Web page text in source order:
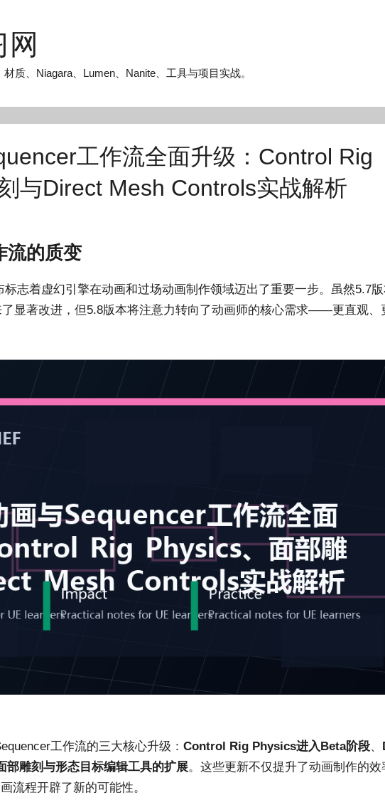
质、Niagara、Lumen、Nanite、工具与项目实战。
工作流全面升级：Control Rig
与Direct Mesh Controls实战解析
流的质变
标志着虚幻引擎在动画和过场动画制作领域迈出了重要一步。虽然5.7
了显著改进，但5.8版本将注意力转向了动画师的核心需求——更直观、
工作流的三大核心升级： Control Rig Physics进入Beta阶段、
部雕刻与形态目标编辑工具的扩展。这些更新不仅提升了动画制作的效
流程开辟了新的可能性。